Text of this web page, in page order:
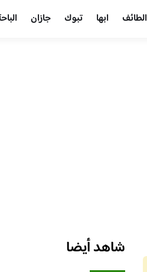
الطائف ابها تبوك جازان
شاهد أيضا